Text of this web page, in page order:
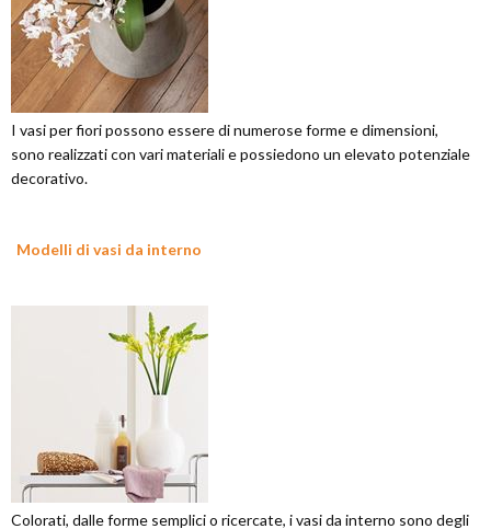
I vasi per fiori possono essere di numerose forme e dimensioni,
sono realizzati con vari materiali e possiedono un elevato potenziale
decorativo.
Modelli di vasi da interno
Colorati, dalle forme semplici o ricercate, i vasi da interno sono degli